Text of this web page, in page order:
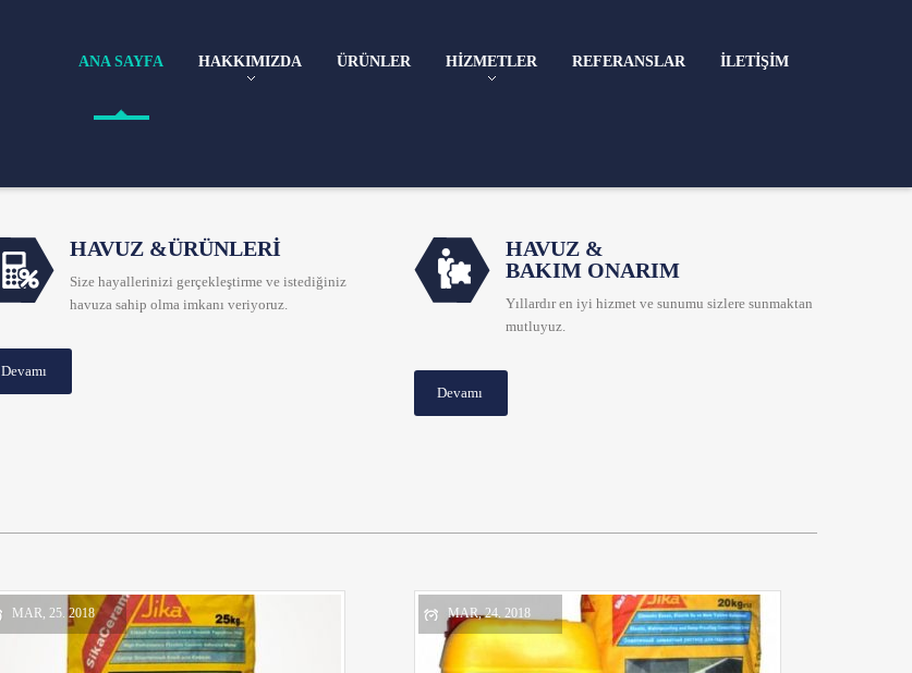
ANA SAYFA HAKKIMIZDA ÜRÜNLER HIZMETLER REFERANSLAR İLETIŞIM
HAVUZ &ÜRÜNLERI
Size hayallerinizi gerçekleştirme ve istediğiniz
havuza sahip olma imkanı veriyoruz.
Devamı
HAVUZ &
BAKIM ONARIM
Yıllardır en iyi hizmet ve sunumu sizlere sunmaktan
mutluyuz.
Devamı
MAR, 25. 2018 MAR, 24. 2018